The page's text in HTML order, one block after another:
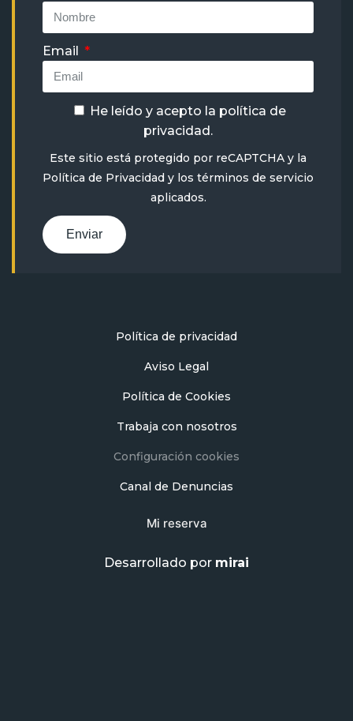
Email
He leído y acepto la política de
privacidad.
Este sitio está protegido por reCAPTCHA y la
Política de Privacidad y los términos de servicio
aplicados.
Enviar
Política de privacidad
Aviso Legal
Política de Cookies
Trabaja con nosotros
Configuración cookies
Canal de Denuncias
Mi reserva
Desarrollado por mirai